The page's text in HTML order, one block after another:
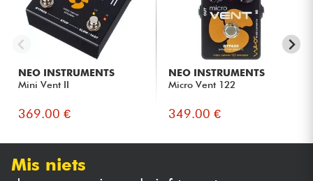
NEO INSTRUMENTS
Mini Vent II
369.00 €
NEO INSTRUMENTS
Micro Vent 122
349.00 €
Mis niets